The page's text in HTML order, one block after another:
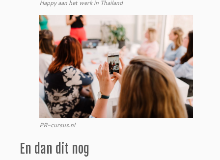
Happy aan het werk in Thailand
PR-cursus.nl
En dan dit nog